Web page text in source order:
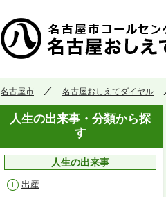
名古屋市 名古屋おしえてダイヤル
人生の出来事・分類から探
す
人生の出来事
出産